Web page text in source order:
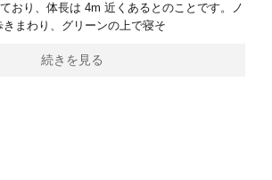
おり、体長は 4m 近くあるとのことです。ノ
まわり、グリーンの上で寝そ
続きを見る